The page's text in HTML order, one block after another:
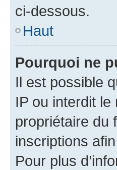
ci-dessous.
Haut
Pourquoi ne
Il est possible
IP ou interdit le
propriétaire du
inscriptions
Pour plus